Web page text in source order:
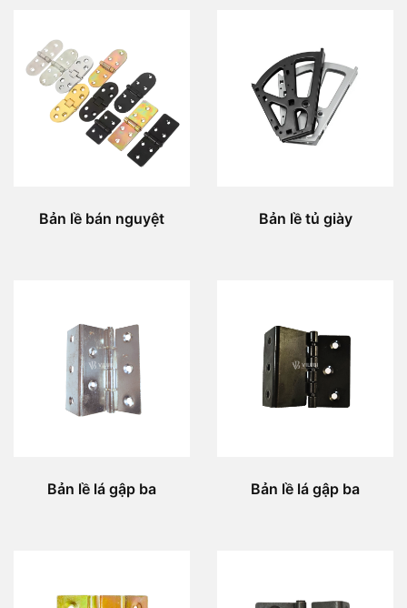
Bản lề bán nguyệt Bản lề tủ giày
Bản lề lá gập ba Bản lề lá gập ba